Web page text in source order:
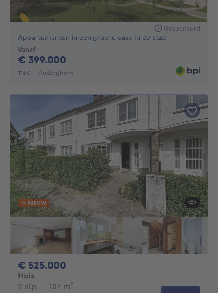
Gesponsord
Appartementen in een groene oase in de stad
Vanaf
€ 399.000
1160 - Auderghem
NIEUW
€ 525.000
Huis
2 slp. 2 slaapkamers
· 107 m²